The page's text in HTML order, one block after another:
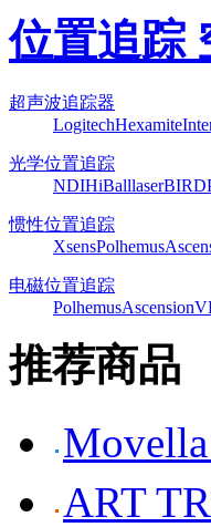
位置追踪
超声波追踪器
LogitechHexamite
光学位置追踪
NDIHiBalllaserBIRD
惯性位置追踪
XsensPolhemus
电磁位置追踪
PolhemusAscension
推荐商品
ART